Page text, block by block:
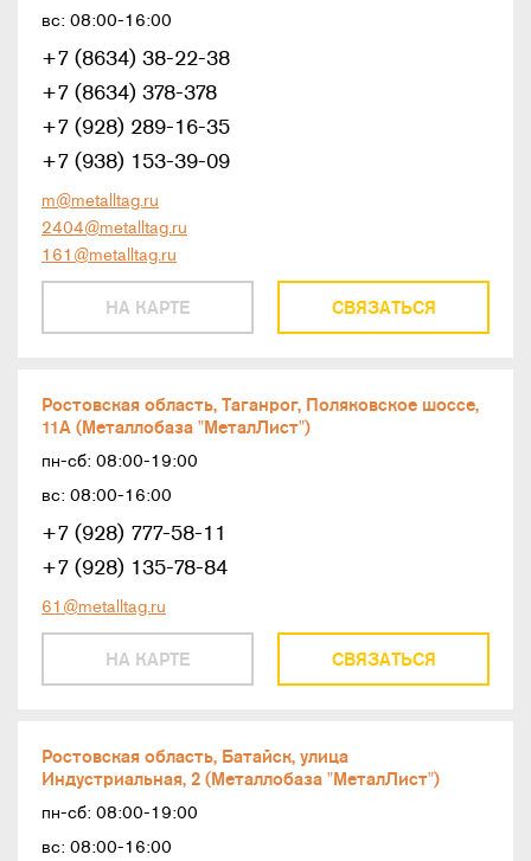
вс: 08:00-16:00
НА КАРТЕ
+7 (8634) 38-22-38
+7 (8634) 378-378
+7 (928) 289-16-35
+7 (938) 153-39-09
m@metalltag.ru
2404@metalltag.ru
161@metalltag.ru
СВЯЗАТЬСЯ
Ростовская область, Таганрог, Поляковское шоссе,
11А (Металлобаза "МеталЛист")
пн-сб: 08:00-19:00
вс: 08:00-16:00
НА КАРТЕ
+7 (928) 777-58-11
+7 (928) 135-78-84
61@metalltag.ru
СВЯЗАТЬСЯ
Ростовская область, Батайск, улица
Индустриальная, 2 (Металлобаза "МеталЛист")
пн-сб: 08:00-19:00
вс: 08:00-16:00